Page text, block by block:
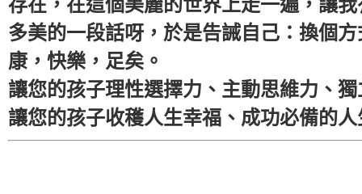
存在，在這個美麗的世界上走一遍，讓
多美的一段話呀，於是告誡自己：換個
康，快樂，足矣。
讓您的孩子理性選擇力、主動思維力、
讓您的孩子收穫人生幸福、成功必備的